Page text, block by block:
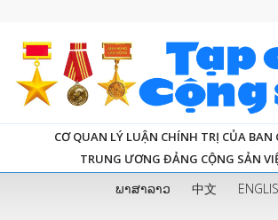
CƠ QUAN LÝ LUẬN CHÍNH TRỊ CỦA BAN
TRUNG ƯƠNG ĐẢNG CỘNG SẢN
ພາສາລາວ 中文